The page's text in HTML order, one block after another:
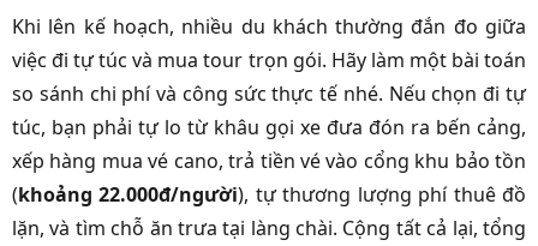
Khi lên kế hoạch, nhiều du khách thường đắn đo giữa
việc đi tự túc và mua tour trọn gói. Hãy làm một bài toán
so sánh chi phí và công sức thực tế nhé. Nếu chọn đi tự
túc, bạn phải tự lo từ khâu gọi xe đưa đón ra bến cảng,
xếp hàng mua vé cano, trả tiền vé vào cổng khu bảo tồn
(khoảng 22.000đ/người), tự thương lượng phí thuê đồ
lặn, và tìm chỗ ăn trưa tại làng chài. Cộng tất cả lại, tổng